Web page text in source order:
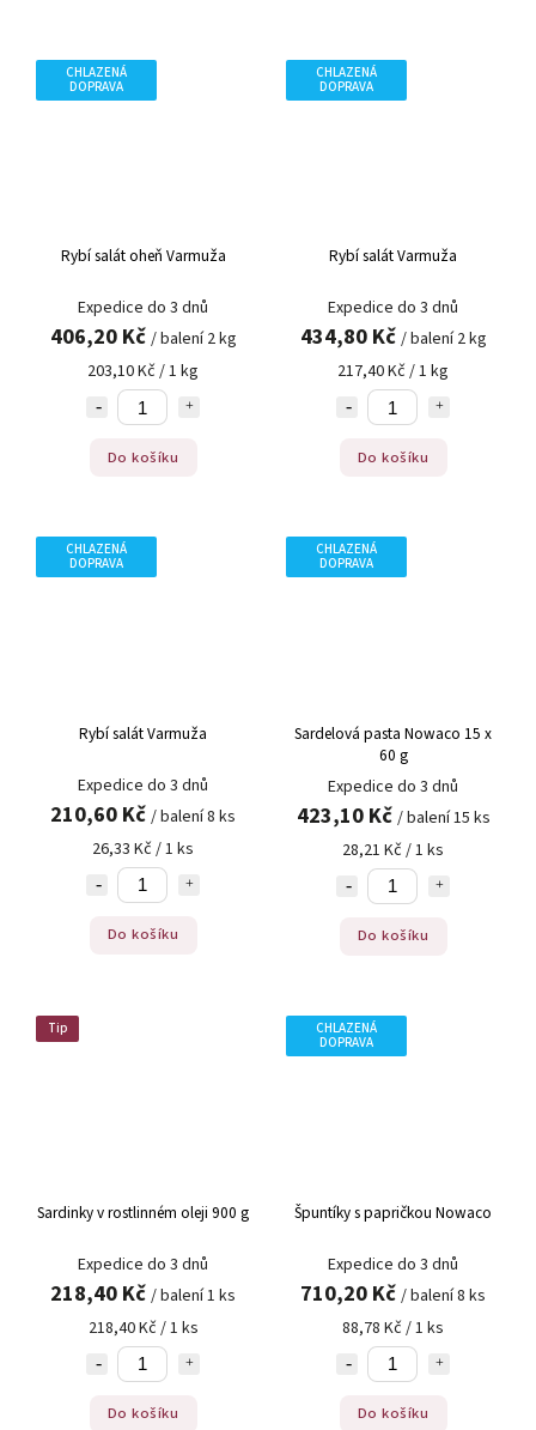
CHLAZENÁ
DOPRAVA
Rybí salát oheň Varmuža
Expedice do 3 dnů
406,20 Kč / balení 2 kg
203,10 Kč / 1 kg
Do košíku
CHLAZENÁ
DOPRAVA
Rybí salát Varmuža
Expedice do 3 dnů
434,80 Kč / balení 2 kg
217,40 Kč / 1 kg
Do košíku
CHLAZENÁ
DOPRAVA
Rybí salát Varmuža
Expedice do 3 dnů
210,60 Kč / balení 8 ks
26,33 Kč / 1 ks
Do košíku
CHLAZENÁ
DOPRAVA
Sardelová pasta Nowaco 15 x
60 g
Expedice do 3 dnů
423,10 Kč / balení 15 ks
28,21 Kč / 1 ks
Do košíku
Tip
Sardinky v rostlinném oleji 900 g
Expedice do 3 dnů
218,40 Kč / balení 1 ks
218,40 Kč / 1 ks
Do košíku
CHLAZENÁ
DOPRAVA
Špuntíky s papričkou Nowaco
Expedice do 3 dnů
710,20 Kč / balení 8 ks
88,78 Kč / 1 ks
Do košíku